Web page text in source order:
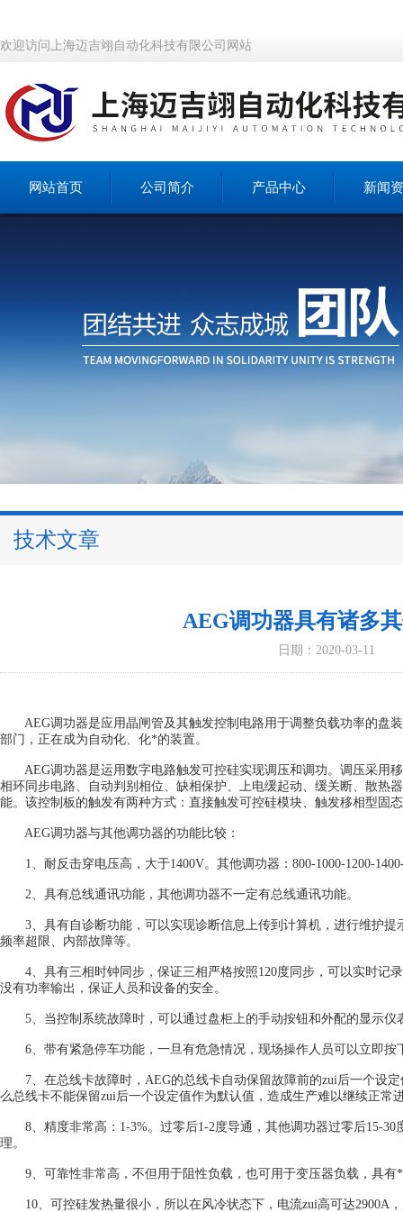
欢迎访问上海迈吉翊自动化科技有限公司网站
网站首页 公司简介 产品中心 新闻
技术文章
AEG调功器具有诸多
日期：2020-03-11
AEG调功器是应用晶闸管及其触发控制电路用于调整负载功率的盘
部门，正在成为自动化、化*的装置。
AEG调功器是运用数字电路触发可控硅实现调压和调功。调压采用
相环同步电路、自动判别相位、缺相保护、上电缓起动、缓关断、散热
能。该控制板的触发有两种方式：直接触发可控硅模块、触发移相型固
AEG调功器与其他调功器的功能比较：
1、耐反击穿电压高，大于1400V。其他调功器：800-1000-1200-
2、具有总线通讯功能，其他调功器不一定有总线通讯功能。
3、具有自诊断功能，可以实现诊断信息上传到计算机，进行维护提
频率超限、内部故障等。
4、具有三相时钟同步，保证三相严格按照120度同步，可以实时记
没有功率输出，保证人员和设备的安全。
5、当控制系统故障时，可以通过盘柜上的手动按钮和外配的显示仪
6、带有紧急停车功能，一旦有危急情况，现场操作人员可以立即按
7、在总线卡故障时，AEG的总线卡自动保留故障前的zui后一个设
么总线卡不能保留zui后一个设定值作为默认值，造成生产难以继续正常
8、精度非常高：1-3%。过零后1-2度导通，其他调功器过零后15-30
理。
9、可靠性非常高，不但用于阻性负载，也可用于变压器负载，具有*
10、可控硅发热量很小，所以在风冷状态下，电流zui高可达2900A，